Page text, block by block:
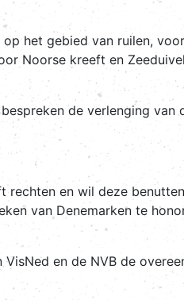
op het gebied van ruilen,
Noorse kreeft en
de verlenging van
rechten en wil deze
van Denemarken te
en de NVB de